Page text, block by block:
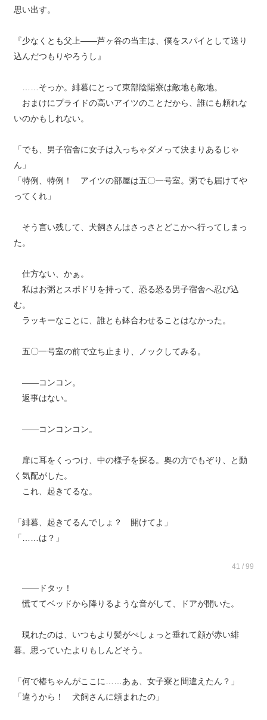
思い出す。
『少なくとも父上――芦ヶ谷の当主は、僕をスパイとして送り
込んだつもりやろうし』
……そっか。緋暮にとって東部陰陽寮は敵地も敵地。
おまけにプライドの高いアイツのことだから、誰にも頼れな
いのかもしれない。
「でも、男子宿舎に女子は入っちゃダメって決まりあるじゃ
ん」
「特例、特例！ アイツの部屋は五〇一号室。粥でも届けてや
ってくれ」
そう言い残して、犬飼さんはさっさとどこかへ行ってしまっ
た。
仕方ない、かぁ。
私はお粥とスポドリを持って、恐る恐る男子宿舎へ忍び込
む。
ラッキーなことに、誰とも鉢合わせることはなかった。
五〇一号室の前で立ち止まり、ノックしてみる。
――コンコン。
返事はない。
――コンコンコン。
扉に耳をくっつけ、中の様子を探る。奥の方でもぞり、と動
く気配がした。
これ、起きてるな。
「緋暮、起きてるんでしょ？ 開けてよ」
「……は？」
41 / 99
――ドタッ！
慌ててベッドから降りるような音がして、ドアが開いた。
現れたのは、いつもより髪がぺしょっと垂れて顔が赤い緋
暮。思っていたよりもしんどそう。
「何で椿ちゃんがここに……あぁ、女子寮と間違えたん？」
「違うから！ 犬飼さんに頼まれたの」